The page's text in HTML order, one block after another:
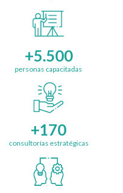
+5.500
personas capacitadas
+170
consultorías estratégicas